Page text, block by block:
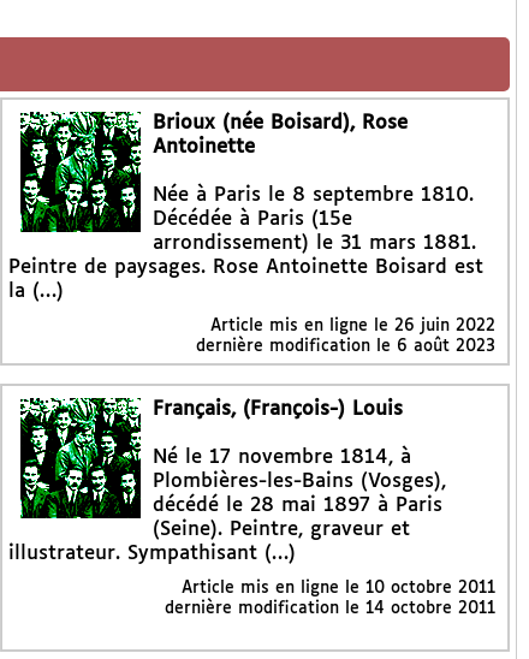
Brioux (née Boisard), Rose
Antoinette
Née à Paris le 8 septembre 1810.
Décédée à Paris (15e
arrondissement) le 31 mars 1881.
Peintre de paysages. Rose Antoinette Boisard est
la (…)
Article mis en ligne le26 juin 2022
dernière modification le 6 août 2023
Français, (François-) Louis
Né le 17 novembre 1814, à
Plombières-les-Bains (Vosges),
décédé le 28 mai 1897 à Paris
(Seine). Peintre, graveur et
illustrateur. Sympathisant (…)
Article mis en ligne le10 octobre 2011
dernière modification le 14 octobre 2011